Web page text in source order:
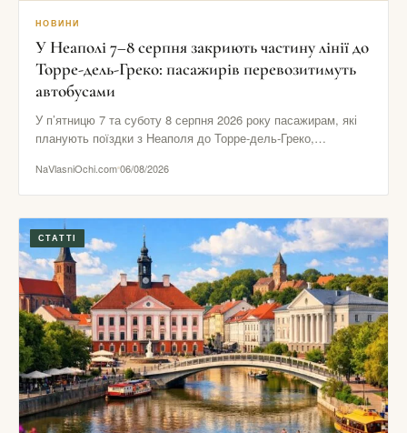
НОВИНИ
У Неаполі 7–8 серпня закриють частину лінії до
Торре-дель-Греко: пасажирів перевозитимуть
автобусами
У п’ятницю 7 та суботу 8 серпня 2026 року пасажирам, які
планують поїздки з Неаполя до Торре-дель-Греко,
NaVlasniOchi.com06/08/2026
СТАТТІ